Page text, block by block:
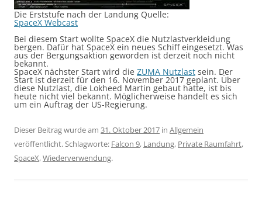
Die Erststufe nach der Landung Quelle:
SpaceX Webcast
Bei diesem Start wollte SpaceX die Nutzlastverkleidung
bergen. Dafür hat SpaceX ein neues Schiff eingesetzt. Was
aus der Bergungsaktion geworden ist derzeit noch nicht
bekannt.
SpaceX nächster Start wird die ZUMA Nutzlast sein. Der
Start ist derzeit für den 16. November 2017 geplant. Über
diese Nutzlast, die Lokheed Martin gebaut hatte, ist bis
heute nicht viel bekannt. Möglicherweise handelt es sich
um ein Auftrag der US-Regierung.
Dieser Beitrag wurde am 31. Oktober 2017 in Allgemein
veröffentlicht. Schlagworte: Falcon 9, Landung, Private Raumfahrt,
SpaceX,Wiederverwendung.